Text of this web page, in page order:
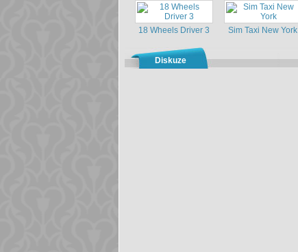
18 Wheels Driver 3 Sim Taxi New York
Diskuze